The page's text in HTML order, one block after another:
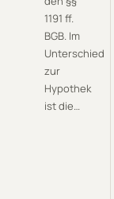
1191 ff.
BGB. Im
Unterschied
zur
Hypothek
ist die…